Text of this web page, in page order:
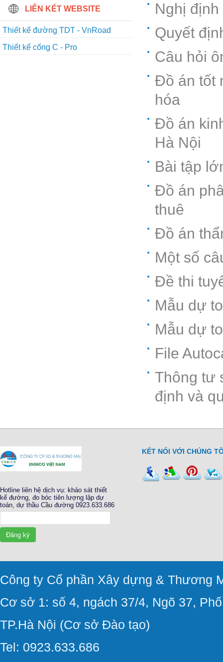
LIÊN KẾT WEBSITE
Thiết kế đường TDT - VnRoad
Thiết kế cống C - Pro
Nghị
Quyết
Câu hỏi
Đồ án tốt
hóa
Đồ án
Hà Nội
Bài tập
Đồ án
thuê
Đồ án
Một số
Đề thi
Mẫu dự
Mẫu dự
File
Thông tư
định và
Hotline liên hệ dịch vụ: khảo sát thiết
kế đường, đo bóc tiên lượng lập dự
toán, dự thầu Cầu đường 0923.633.686
Đăng ký
KẾT NỐI VỚI CHÚNG
Công ty Cổ phần Xây dựng & Thương
Cơ sở 1: số 4, ngách 37/4, Ngõ 37,
TP.Hà Nội (Cơ sở Đào tạo)
Tel: 0923.633.686